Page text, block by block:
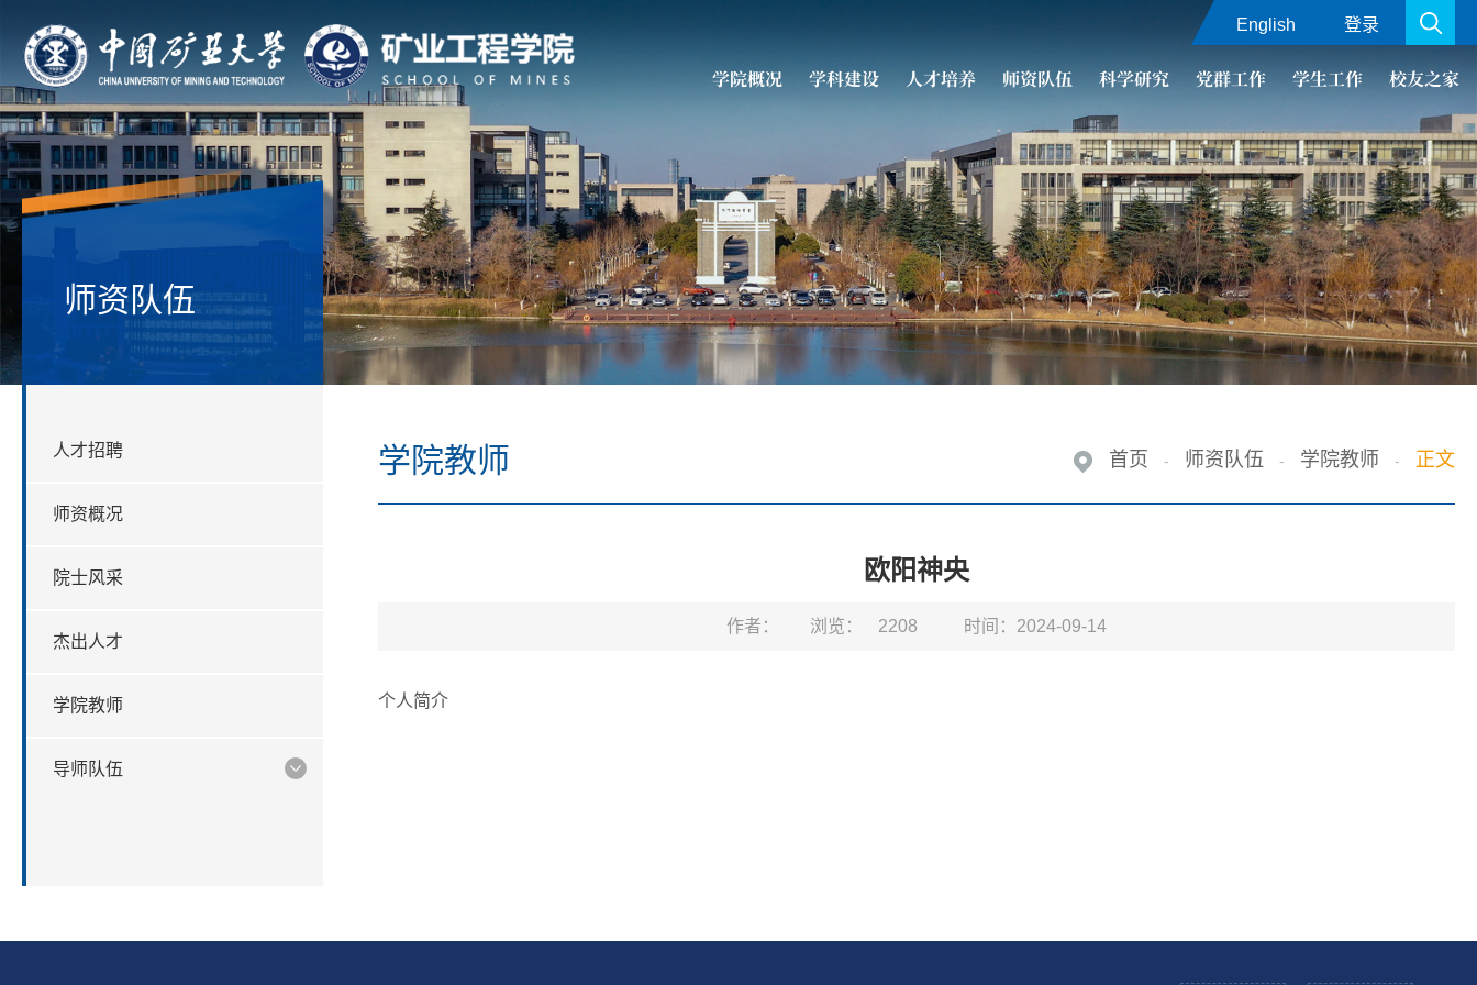
English 登录
学院概况 学科建设 人才培养 师资队伍 科学研究 党群工作 学生工作 校友之家
师资队伍
人才招聘
师资概况
院士风采
杰出人才
学院教师
导师队伍
学院教师 首页 - 师资队伍 - 学院教师 - 正文
欧阳神央
作者： 浏览： 2208 时间：2024-09-14
个人简介